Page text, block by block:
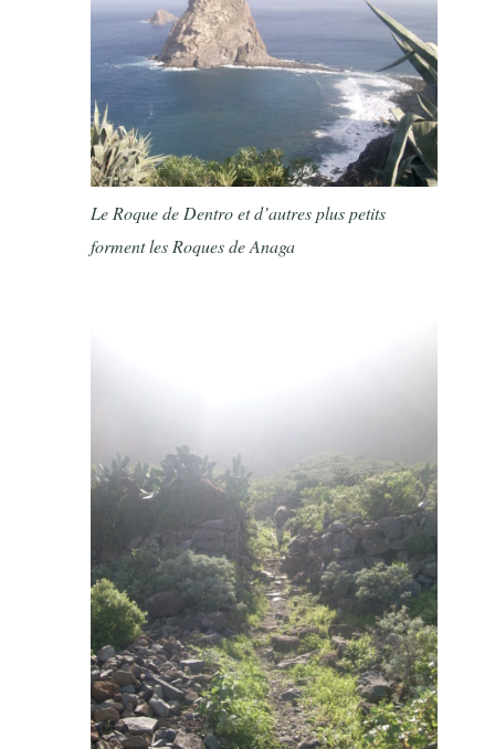
Le Roque de Dentro et d’autres plus petits
forment les Roques de Anaga